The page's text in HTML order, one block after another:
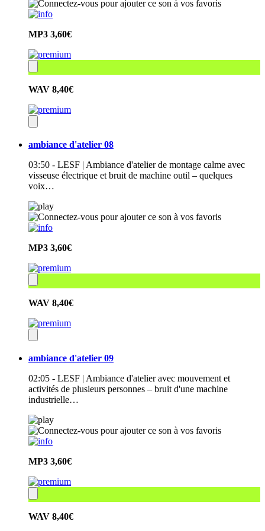
MP3 3,60€
WAV 8,40€
ambiance d'atelier 08
03:50 - LESF | Ambiance d'atelier de montage calme avec
visseuse électrique et bruit de machine outil – quelques
voix…
MP3 3,60€
WAV 8,40€
ambiance d'atelier 09
02:05 - LESF | Ambiance d'atelier avec mouvement et
activités de plusieurs personnes – bruit d'une machine
industrielle…
MP3 3,60€
WAV 8,40€